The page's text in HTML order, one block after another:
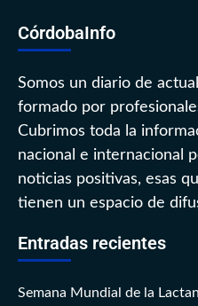
CórdobaInfo
Somos un diario de
formado por
Cubrimos toda la
nacional e internacional
noticias positivas, esas
tienen un espacio de
Entradas recientes
Semana Mundial de la